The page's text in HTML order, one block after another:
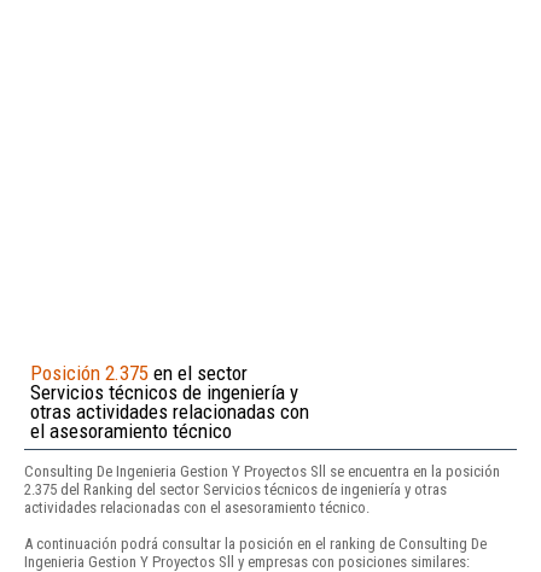
Posición 2.375 en el sector
Servicios técnicos de ingeniería y
otras actividades relacionadas con
el asesoramiento técnico
Consulting De Ingenieria Gestion Y Proyectos Sll se encuentra en la posición
2.375 del Ranking del sector Servicios técnicos de ingeniería y otras
actividades relacionadas con el asesoramiento técnico.
A continuación podrá consultar la posición en el ranking de Consulting De
Ingenieria Gestion Y Proyectos Sll y empresas con posiciones similares: